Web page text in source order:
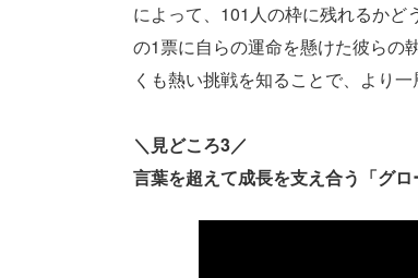
によって、101人の枠に残れるかど
の1票に自らの運命を懸けた彼らの
くも熱い挑戦を知ることで、より一
＼見どころ3／
言葉を超えて成長を支え合う「グロ